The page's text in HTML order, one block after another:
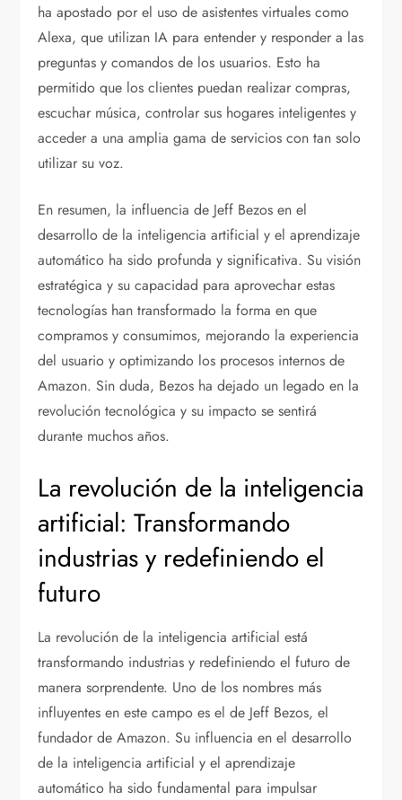
ha apostado por el uso de asistentes virtuales como
Alexa, que utilizan IA para entender y responder a las
preguntas y comandos de los usuarios. Esto ha
permitido que los clientes puedan realizar compras,
escuchar música, controlar sus hogares inteligentes y
acceder a una amplia gama de servicios con tan solo
utilizar su voz.
En resumen, la influencia de Jeff Bezos en el
desarrollo de la inteligencia artificial y el aprendizaje
automático ha sido profunda y significativa. Su visión
estratégica y su capacidad para aprovechar estas
tecnologías han transformado la forma en que
compramos y consumimos, mejorando la experiencia
del usuario y optimizando los procesos internos de
Amazon. Sin duda, Bezos ha dejado un legado en la
revolución tecnológica y su impacto se sentirá
durante muchos años.
La revolución de la inteligencia
artificial: Transformando
industrias y redefiniendo el
futuro
La revolución de la inteligencia artificial está
transformando industrias y redefiniendo el futuro de
manera sorprendente. Uno de los nombres más
influyentes en este campo es el de Jeff Bezos, el
fundador de Amazon. Su influencia en el desarrollo
de la inteligencia artificial y el aprendizaje
automático ha sido fundamental para impulsar